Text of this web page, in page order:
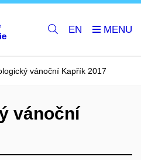
EN
vánoční Kapřík 2017
vánoční